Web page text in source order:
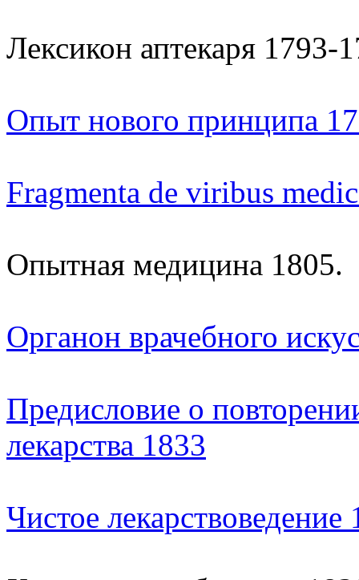
Лексикон аптекаря 1793-
Опыт нового принципа
Fragmenta de viribus
Опытная медицина 1805.
Органон врачебного
Предисловие о
лекарства 1833
Чистое